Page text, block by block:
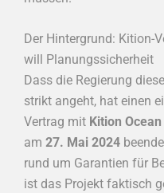
Der Hintergrund: Kition-
will Planungssicherheit
Dass die Regierung
strikt angeht, hat einen
Vertrag mit Kition
am 27. Mai 2024
rund um Garantien für
ist das Projekt faktisch